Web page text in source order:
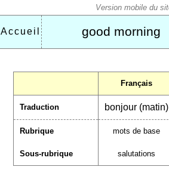
Accueil good morning
Français
Traduction bonjour (matin)
Rubrique mots de base
Sous-rubrique salutations